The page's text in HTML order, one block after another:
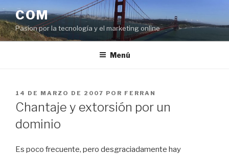
al
contenido
COM
Pasíon por la tecnología y el marketing online
Menú
PUBLICADO
EL
14 DE MARZO DE 2007 POR FERRAN
Chantaje y extorsión por un
dominio
Es poco frecuente, pero desgraciadamente hay